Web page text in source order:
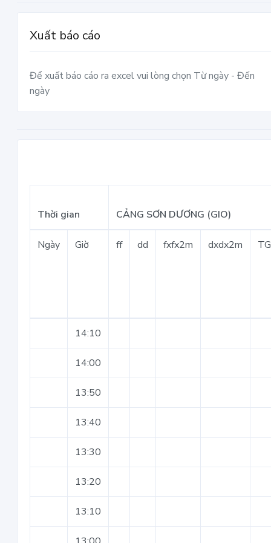
Xuất báo cáo
Để xuất báo cáo ra excel vui lòng chọn Từ ngày - Đến
ngày
Thời gian CẢNG SƠN DƯƠNG (GIO)
Ngày Giờ ff dd fxfx2m dxdx2m
14:10
14:00
13:50
13:40
13:30
13:20
13:10